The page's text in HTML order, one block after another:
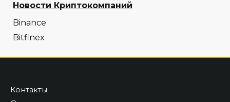
Новости Криптокомпаний
Binance
Bitfinex
Контакты